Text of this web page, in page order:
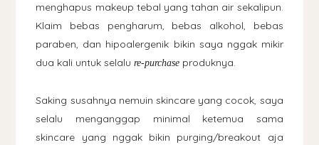
menghapus makeup tebal yang tahan air sekalipun.
Klaim bebas pengharum, bebas alkohol, bebas
paraben, dan hipoalergenik bikin saya nggak mikir
dua kali untuk selalure-purchase produknya.
Saking susahnya nemuin skincare yang cocok, saya
selalu menganggap minimal ketemua sama
skincare yang nggak bikin purging/breakout aja